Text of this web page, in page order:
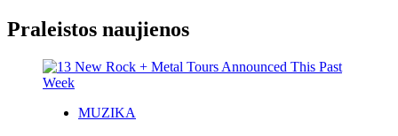
Praleistos naujienos
MUZIKA